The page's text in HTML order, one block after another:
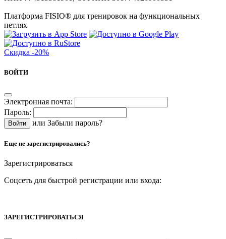
Платформа FISIO® для тренировок на функциональных
петлях
Скидка -20%
ВОЙТИ
Электронная почта:
Пароль:
или Забыли пароль?
Еще не зарегистрировались?
Зарегистрироваться
Соцсеть для быстрой регистрации или входа:
ЗАРЕГИСТРИРОВАТЬСЯ